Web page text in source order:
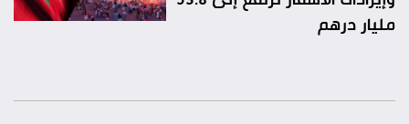
مليار درهم